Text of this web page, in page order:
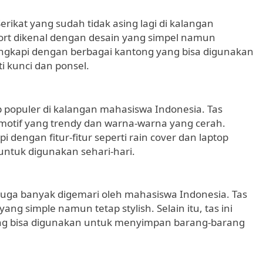
yang sudah tidak asing lagi di kalangan
dikenal dengan desain yang simpel namun
dengan berbagai kantong yang bisa digunakan
kunci dan ponsel.
di kalangan mahasiswa Indonesia. Tas
yang trendy dan warna-warna yang cerah.
dengan fitur-fitur seperti rain cover dan laptop
digunakan sehari-hari.
banyak digemari oleh mahasiswa Indonesia. Tas
simple namun tetap stylish. Selain itu, tas ini
bisa digunakan untuk menyimpan barang-barang